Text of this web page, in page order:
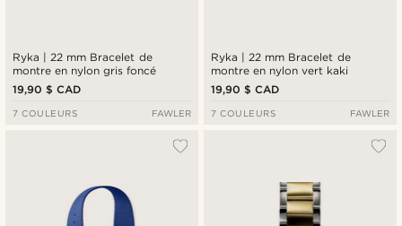
Ryka | 22 mm Bracelet de
montre en nylon gris foncé
19,90 $ CAD
7 COULEURS FAWLER
Ryka | 22 mm Bracelet de
montre en nylon vert kaki
19,90 $ CAD
7 COULEURS FAWLER